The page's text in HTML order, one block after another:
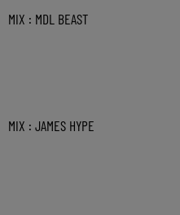
MIX : MDL BEAST
MIX : JAMES HYPE